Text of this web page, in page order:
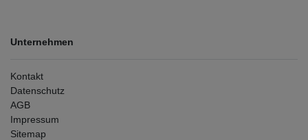
Unternehmen
Kontakt
Datenschutz
AGB
Impressum
Sitemap